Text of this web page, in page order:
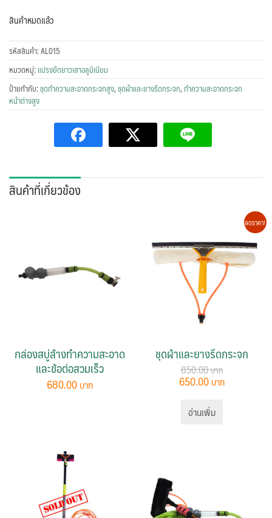
สินค้าหมดแล้ว
รหัสสินค้า:AL015
หมวดหมู่:แปรงยืดยาวเสาอลูมิเนียม
ป้ายกำกับ:ชุดทำความสะอาดกระจกสูง,ชุดผ้าและยางรีดกระจก,ทำความสะอาดกระจก
หน้าต่างสูง
สินค้าที่เกี่ยวข้อง
กล่องสบู่ล้างทำความสะอาด
และข้อต่อสวมเร็ว
680.00
ลดราคา!
ชุดผ้าและยางรีดกระจก
850.00
Original
was:
850.00 ฿.
650.00 Current
อ่านเพิ่ม